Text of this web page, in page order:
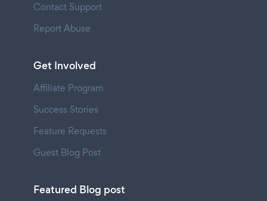
Contact Support
Report Abuse
Get Involved
Affiliate Program
Success Stories
Feature Requests
Guest Blog Post
Featured Blog post